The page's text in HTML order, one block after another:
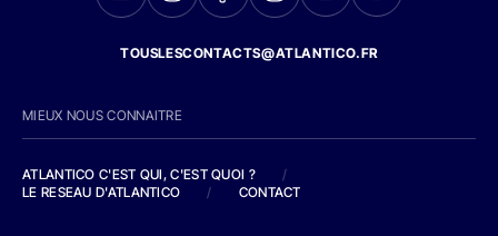
TOUSLESCONTACTS@ATLANTICO.FR
MIEUX NOUS CONNAITRE
ATLANTICO C'EST QUI, C'EST QUOI ?
/
LE RESEAU D'ATLANTICO
/ CONTACT